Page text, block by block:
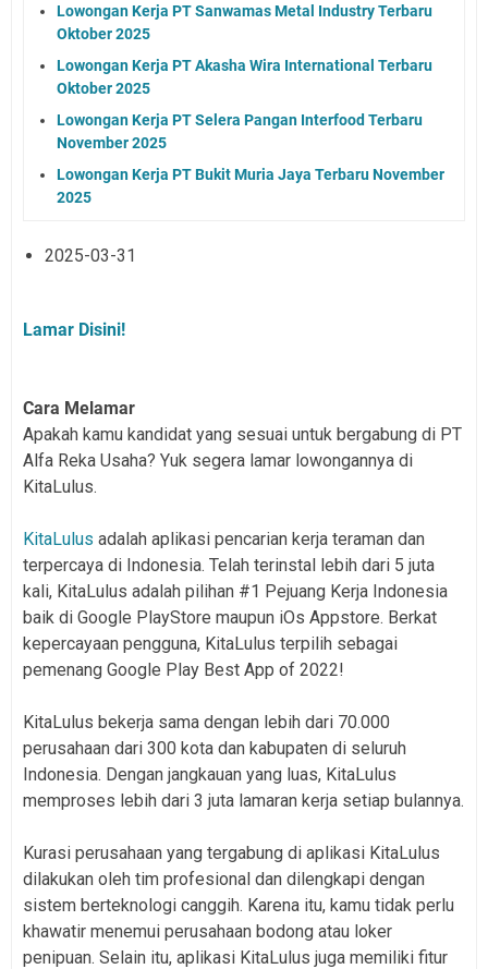
Lowongan Kerja PT Sanwamas Metal Industry Terbaru
Oktober 2025
Lowongan Kerja PT Akasha Wira International Terbaru
Oktober 2025
Lowongan Kerja PT Selera Pangan Interfood Terbaru
November 2025
Lowongan Kerja PT Bukit Muria Jaya Terbaru November
2025
2025-03-31
Lamar Disini!
Cara Melamar
Apakah kamu kandidat yang sesuai untuk bergabung di PT
Alfa Reka Usaha? Yuk segera lamar lowongannya di
KitaLulus.
KitaLulus adalah aplikasi pencarian kerja teraman dan
terpercaya di Indonesia. Telah terinstal lebih dari 5 juta
kali, KitaLulus adalah pilihan #1 Pejuang Kerja Indonesia
baik di Google PlayStore maupun iOs Appstore. Berkat
kepercayaan pengguna, KitaLulus terpilih sebagai
pemenang Google Play Best App of 2022!
KitaLulus bekerja sama dengan lebih dari 70.000
perusahaan dari 300 kota dan kabupaten di seluruh
Indonesia. Dengan jangkauan yang luas, KitaLulus
memproses lebih dari 3 juta lamaran kerja setiap bulannya.
Kurasi perusahaan yang tergabung di aplikasi KitaLulus
dilakukan oleh tim profesional dan dilengkapi dengan
sistem berteknologi canggih. Karena itu, kamu tidak perlu
khawatir menemui perusahaan bodong atau loker
penipuan. Selain itu, aplikasi KitaLulus juga memiliki fitur